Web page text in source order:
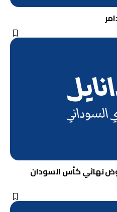
نهائي كأس السودان